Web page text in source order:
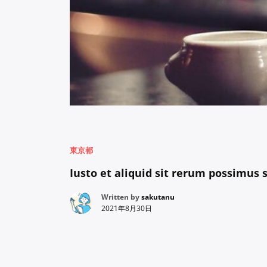
東京都
Iusto et aliquid sit rerum possimus
Written bysakutanu
2021年8月30日